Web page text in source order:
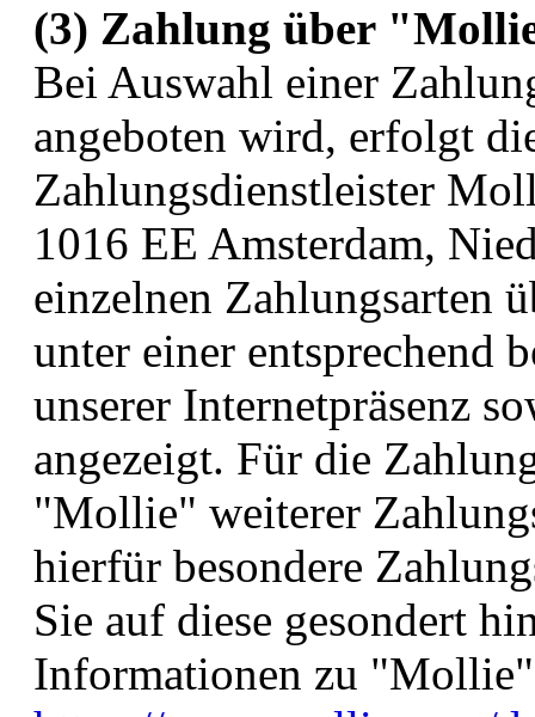
(3) Zahlung über
Bei Auswahl einer
angeboten wird, erfolgt
Zahlungsdienstleister
1016 EE Amsterdam,
einzelnen Zahlungsarten
unter einer entsprechend
unserer Internetpräsenz
angezeigt. Für die
"Mollie" weiterer
hierfür besondere
Sie auf diese gesondert
Informationen zu